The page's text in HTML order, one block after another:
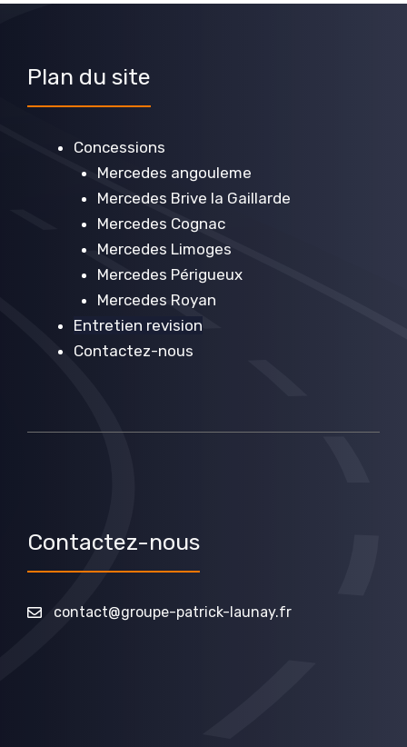
Plan du site
Concessions
Mercedes angouleme
Mercedes Brive la Gaillarde
Mercedes Cognac
Mercedes Limoges
Mercedes Périgueux
Mercedes Royan
Entretien revision
Contactez-nous
Contactez-nous
contact@groupe-patrick-launay.fr